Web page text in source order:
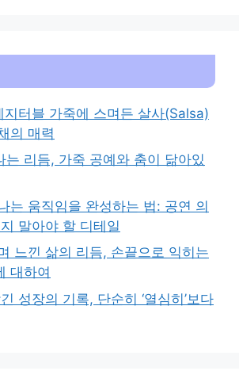
지터블 가죽에 스며든 살사(Salsa)
의 매력
는 리듬, 가죽 공예와 춤이 닮아있
는 움직임을 완성하는 법: 공연 의
말아야 할 디테일
느낀 삶의 리듬, 손끝으로 익히는
대하여
성장의 기록, 단순히 ‘열심히’보다